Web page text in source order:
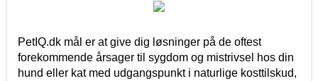
PetIQ.dk mål er at give dig løsninger på de oftest
forekommende årsager til sygdom og mistrivsel hos din
hund eller kat med udgangspunkt i naturlige kosttilskud,